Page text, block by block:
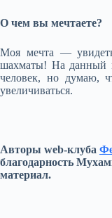
О чем вы мечтаете?
Моя мечта —
шахматы! На данный
человек, но думаю,
увеличиваться.
Авторы web-клуба
благодарность
материал.